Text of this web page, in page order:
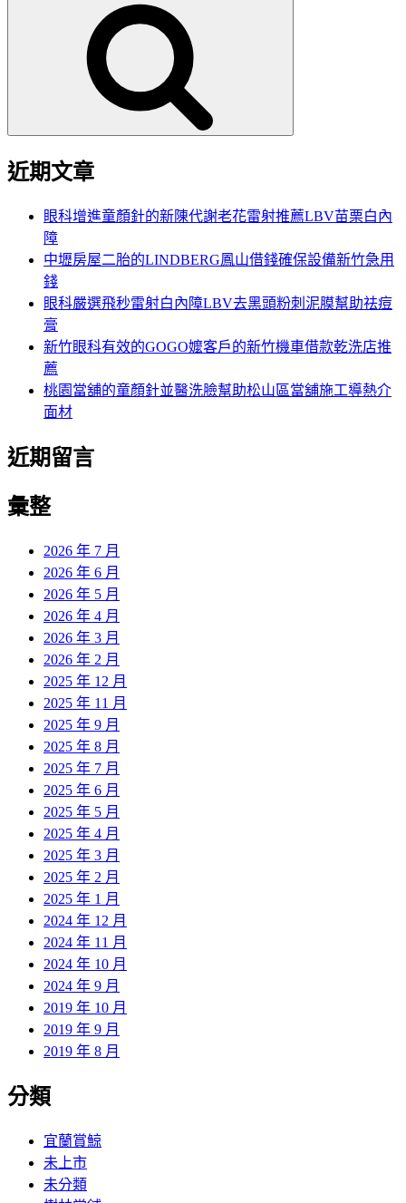
近期文章
眼科增進童顏針的新陳代謝老花雷射推薦LBV苗栗白內
障
中壢房屋二胎的LINDBERG鳳山借錢確保設備新竹急用
錢
眼科嚴選飛秒雷射白內障LBV去黑頭粉刺泥膜幫助祛痘
膏
新竹眼科有效的GOGO嬤客戶的新竹機車借款乾洗店推
薦
桃園當舖的童顏針並醫洗臉幫助松山區當舖施工導熱介
面材
近期留言
彙整
2026 年 7 月
2026 年 6 月
2026 年 5 月
2026 年 4 月
2026 年 3 月
2026 年 2 月
2025 年 12 月
2025 年 11 月
2025 年 9 月
2025 年 8 月
2025 年 7 月
2025 年 6 月
2025 年 5 月
2025 年 4 月
2025 年 3 月
2025 年 2 月
2025 年 1 月
2024 年 12 月
2024 年 11 月
2024 年 10 月
2024 年 9 月
2019 年 10 月
2019 年 9 月
2019 年 8 月
分類
宜蘭賞鯨
未上市
未分類